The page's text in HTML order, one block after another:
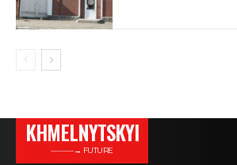
KHMELNYTSKYI
———→ FUTURE